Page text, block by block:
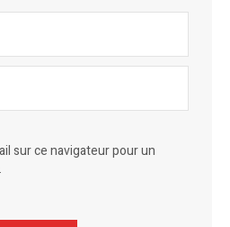
sur ce navigateur pour un